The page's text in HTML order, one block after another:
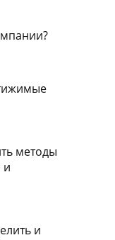
методы
и
и